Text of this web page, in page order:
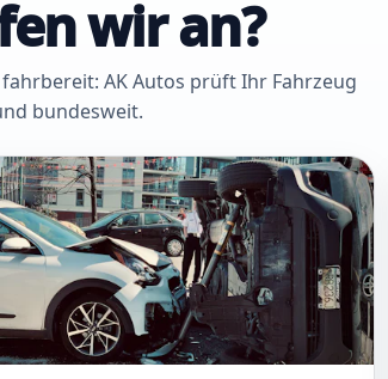
wir an?
AK Autos prüft Ihr Fahrzeug
bundesweit.